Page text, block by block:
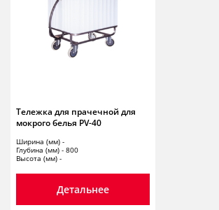
Тележка для прачечной для
мокрого белья PV-40
Ширина (мм) -
Глубина (мм) - 800
Высота (мм) -
Детальнее